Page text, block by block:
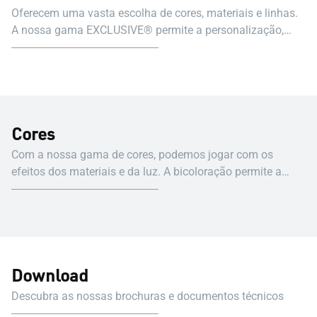
Oferecem uma vasta escolha de cores, materiais e linhas.
A nossa gama EXCLUSIVE® permite a personalização,
criando uma assinatura visual sofisticada.
Cores
Com a nossa gama de cores, podemos jogar com os
efeitos dos materiais e da luz. A bicoloração permite a
utilização de cores diferentes para interiores e exteriores.
Download
Descubra as nossas brochuras e documentos técnicos